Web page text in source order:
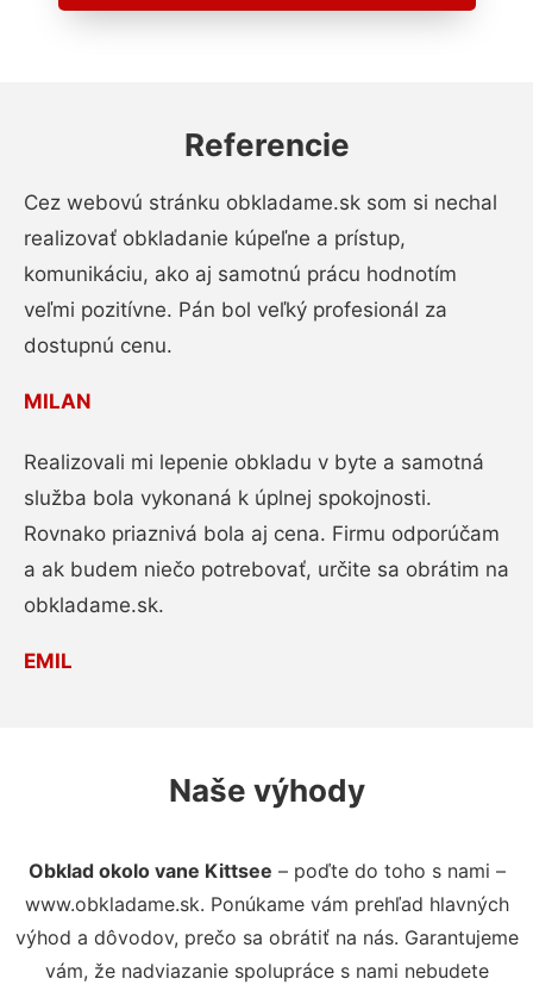
Referencie
Cez webovú stránku obkladame.sk som si nechal
realizovať obkladanie kúpeľne a prístup,
komunikáciu, ako aj samotnú prácu hodnotím
veľmi pozitívne. Pán bol veľký profesionál za
dostupnú cenu.
MILAN
Realizovali mi lepenie obkladu v byte a samotná
služba bola vykonaná k úplnej spokojnosti.
Rovnako priaznivá bola aj cena. Firmu odporúčam
a ak budem niečo potrebovať, určite sa obrátim na
obkladame.sk.
EMIL
Naše výhody
Obklad okolo vane Kittsee – poďte do toho s nami –
www.obkladame.sk. Ponúkame vám prehľad hlavných
výhod a dôvodov, prečo sa obrátiť na nás. Garantujeme
vám, že nadviazanie spolupráce s nami nebudete